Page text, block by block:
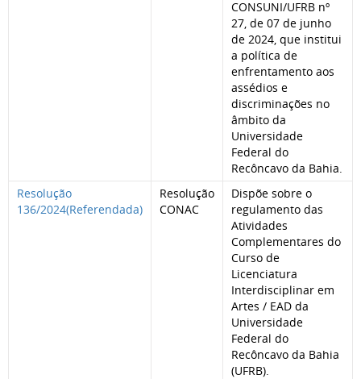
CONSUNI/UFRB nº
27, de 07 de junho
de 2024, que institui
a política de
enfrentamento aos
assédios e
discriminações no
âmbito da
Universidade
Federal do
Recôncavo da Bahia.
Resolução
136/2024(Referendada)
Resolução
CONAC
Dispõe sobre o
regulamento das
Atividades
Complementares do
Curso de
Licenciatura
Interdisciplinar em
Artes / EAD da
Universidade
Federal do
Recôncavo da Bahia
(UFRB).